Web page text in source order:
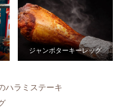
ジャンボターキーレッグ
ハラミステーキ